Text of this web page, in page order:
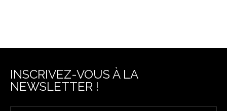
INSCRIVEZ-VOUS À LA
NEWSLETTER !